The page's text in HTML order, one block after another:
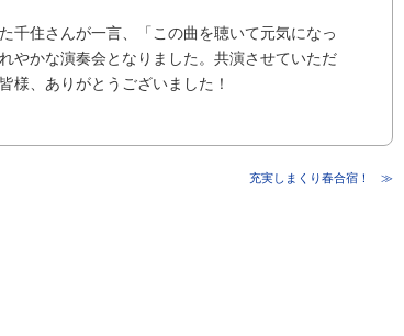
千住さんが一言、「この曲を聴いて元気になっ
やかな演奏会となりました。共演させていただ
様、ありがとうございました！
充実しまくり春合宿！